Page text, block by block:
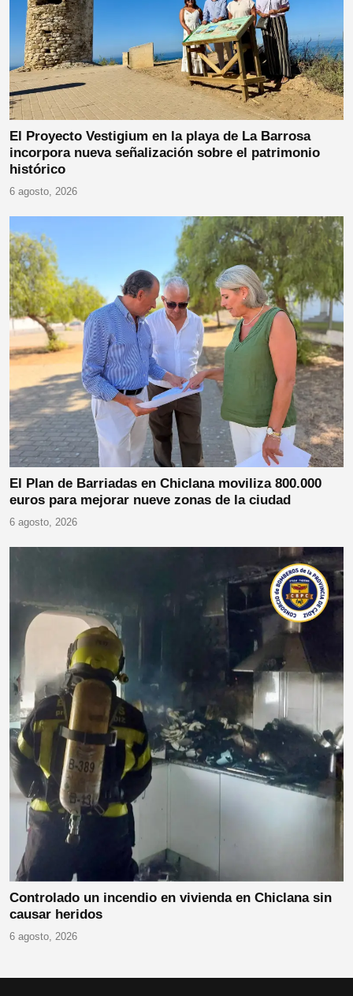
El Proyecto Vestigium en la playa de La Barrosa
incorpora nueva señalización sobre el patrimonio
histórico
6 agosto, 2026
El Plan de Barriadas en Chiclana moviliza 800.000
euros para mejorar nueve zonas de la ciudad
6 agosto, 2026
Controlado un incendio en vivienda en Chiclana sin
causar heridos
6 agosto, 2026